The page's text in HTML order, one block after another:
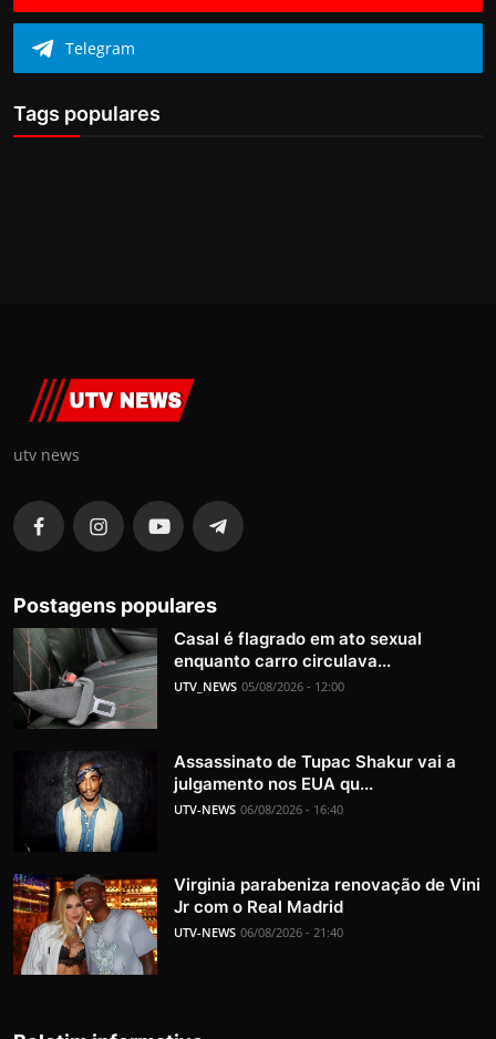
Telegram
Tags populares
utv news
Postagens populares
Casal é flagrado em ato sexual
enquanto carro circulava...
UTV_NEWS 05/08/2026 - 12:00
Assassinato de Tupac Shakur vai a
julgamento nos EUA qu...
UTV-NEWS 06/08/2026 - 16:40
Virginia parabeniza renovação de Vini
Jr com o Real Madrid
UTV-NEWS 06/08/2026 - 21:40